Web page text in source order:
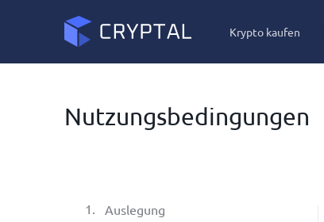
Krypto kaufen
Nutzungsbedingungen
1 . Auslegung